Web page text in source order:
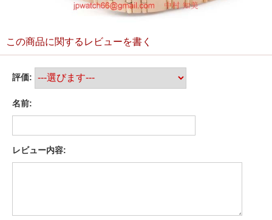
この商品に関するレビューを書く
評価:
名前:
レビュー内容: